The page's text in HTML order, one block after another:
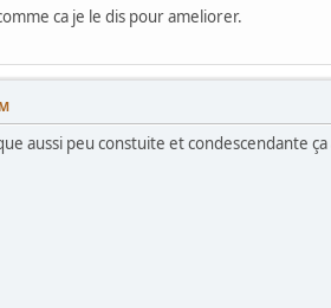
ca je le dis pour ameliorer.
aussi peu constuite et condescendante